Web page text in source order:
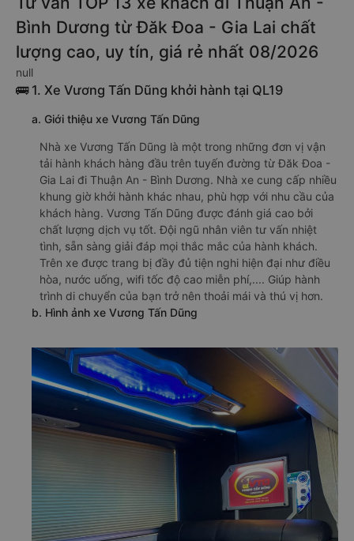
Bình Dương từ Đăk Đoa - Gia Lai chất
lượng cao, uy tín, giá rẻ nhất 08/2026
null
🚌 1. Xe Vương Tấn Dũng khởi hành tại QL19
a. Giới thiệu xe Vương Tấn Dũng
Nhà xe Vương Tấn Dũng là một trong những đơn vị vận
tải hành khách hàng đầu trên tuyến đường từ Đăk Đoa -
Gia Lai đi Thuận An - Bình Dương. Nhà xe cung cấp nhiều
khung giờ khởi hành khác nhau, phù hợp với nhu cầu của
khách hàng. Vương Tấn Dũng được đánh giá cao bởi
chất lượng dịch vụ tốt. Đội ngũ nhân viên tư vấn nhiệt
tình, sẵn sàng giải đáp mọi thắc mắc của hành khách.
Trên xe được trang bị đầy đủ tiện nghi hiện đại như điều
hòa, nước uống, wifi tốc độ cao miễn phí,.... Giúp hành
trình di chuyển của bạn trở nên thoải mái và thú vị hơn.
b. Hình ảnh xe Vương Tấn Dũng